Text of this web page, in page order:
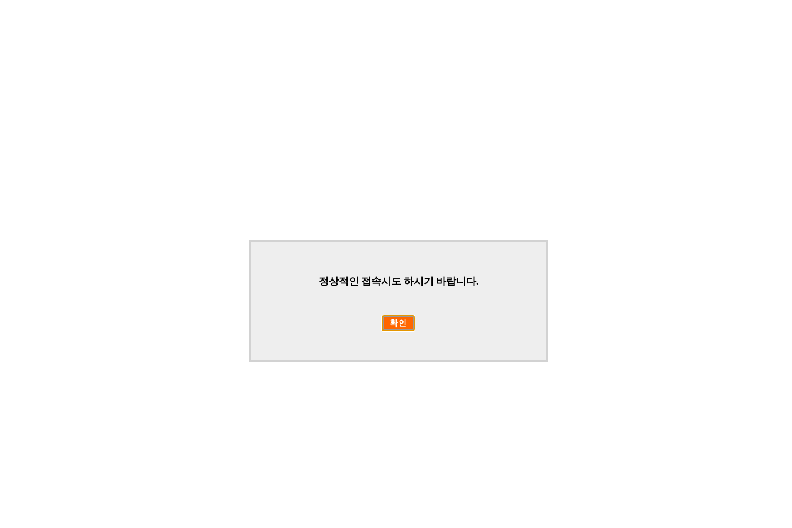
정상적인 접속시도 하시기 바랍니다.
확인